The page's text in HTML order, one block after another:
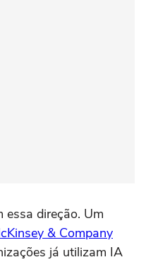
essa direção. Um
& Company
já utilizam IA